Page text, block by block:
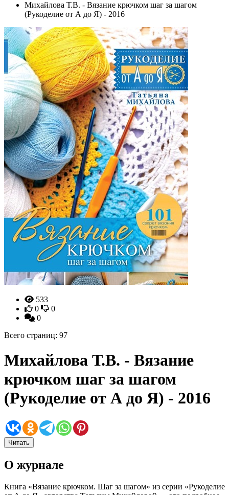
Михайлова Т.В. - Вязание крючком шаг за шагом
(Рукоделие от А до Я) - 2016
533
0
0
0
Всего страниц: 97
Михайлова Т.В. - Вязание
крючком шаг за шагом
(Рукоделие от А до Я) - 2016
Читать
О журнале
Книга «Вязание крючком. Шаг за шагом» из серии «Рукоделие